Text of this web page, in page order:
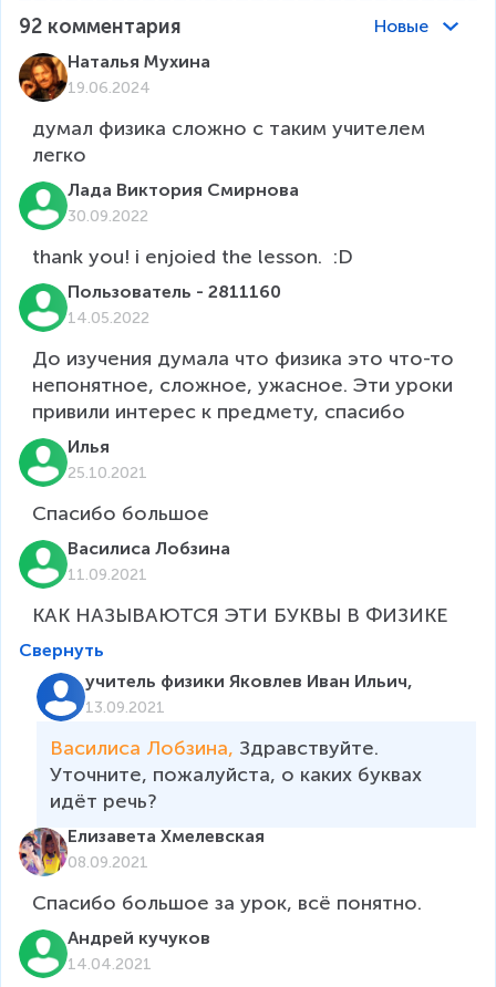
92 комментария
Новые
Наталья Мухина
19.06.2024
думал физика сложно с таким учителем
легко
Лада Виктория Смирнова
30.09.2022
thank you! i enjoied the lesson.  :D
Пользователь - 2811160
14.05.2022
До изучения думала что физика это что-то
непонятное, сложное, ужасное. Эти уроки
привили интерес к предмету, спасибо
Илья
25.10.2021
Василиса Лобзина
11.09.2021
КАК НАЗЫВАЮТСЯ ЭТИ БУКВЫ В ФИЗИКЕ
Свернуть
учитель физики Яковлев Иван Ильич,
13.09.2021
Василиса Лобзина, Здравствуйте.
Уточните, пожалуйста, о каких буквах
идёт речь?
Елизавета Хмелевская
08.09.2021
Андрей кучуков
14.04.2021